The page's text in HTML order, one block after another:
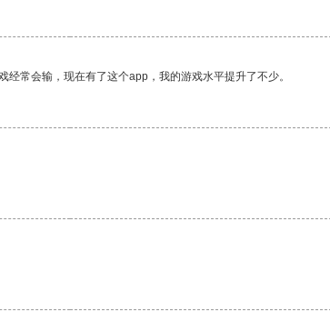
常会输，现在有了这个app，我的游戏水平提升了不少。